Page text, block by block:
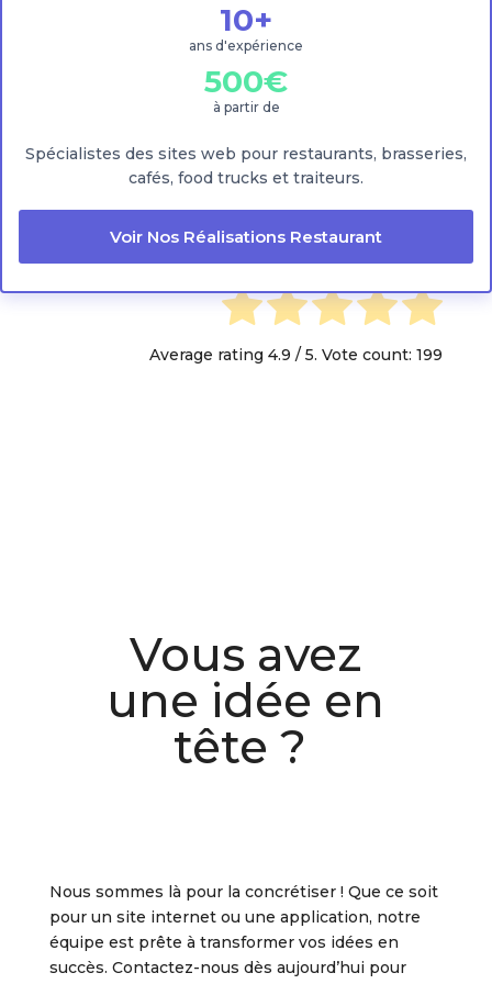
How useful was this post?
Average rating4.9 / 5. Vote count:199
10+
ans d'expérience
500€
à partir de
Spécialistes des sites web pour restaurants, brasseries,
cafés, food trucks et traiteurs.
Voir Nos Réalisations Restaurant
Vous avez
une idée en
tête ?
Nous sommes là pour la concrétiser ! Que ce soit
pour un site internet ou une application, notre
équipe est prête à transformer vos idées en
succès. Contactez-nous dès aujourd’hui pour